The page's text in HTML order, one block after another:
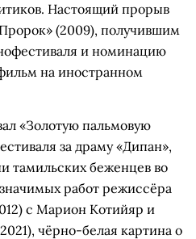
Настоящий прорыв
(2009), получившим
и номинацию
на иностранном
«Золотую пальмовую
за драму «Дипан»,
тамильских беженцев во
работ режиссёра
с Марион Котийяр и
чёрно-белая картина о